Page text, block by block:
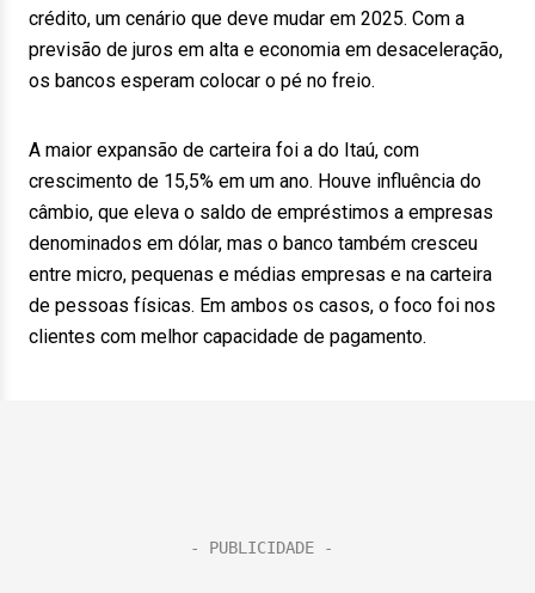
crédito, um cenário que deve mudar em 2025. Com a
previsão de juros em alta e economia em desaceleração,
os bancos esperam colocar o pé no freio.
A maior expansão de carteira foi a do Itaú, com
crescimento de 15,5% em um ano. Houve influência do
câmbio, que eleva o saldo de empréstimos a empresas
denominados em dólar, mas o banco também cresceu
entre micro, pequenas e médias empresas e na carteira
de pessoas físicas. Em ambos os casos, o foco foi nos
clientes com melhor capacidade de pagamento.